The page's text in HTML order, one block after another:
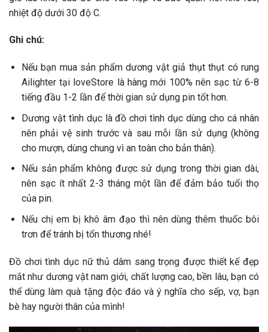
nhiệt độ dưới 30 độ C.
Ghi chú:
Nếu bạn mua sản phẩm dương vật giả thụt thụt có rung
Ailighter tại loveStore là hàng mới 100% nên sạc từ 6-8
tiếng đầu 1-2 lần để thời gian sử dụng pin tốt hơn.
Dương vật tình dục là đồ chơi tình dục dùng cho cá nhân
nên phải vệ sinh trước và sau mỗi lần sử dụng (không
cho mượn, dùng chung vì an toàn cho bản thân).
Nếu sản phẩm không được sử dụng trong thời gian dài,
nên sạc ít nhất 2-3 tháng một lần để đảm bảo tuổi thọ
của pin.
Nếu chị em bị khô âm đạo thì nên dùng thêm thuốc bôi
trơn để tránh bị tổn thương nhé!
Đồ chơi tình dục nữ thủ dâm sang trọng được thiết kế đẹp
mắt như dương vật nam giới, chất lượng cao, bền lâu, bạn có
thể dùng làm quà tặng độc đáo và ý nghĩa cho sếp, vợ, bạn
bè hay người thân của mình!